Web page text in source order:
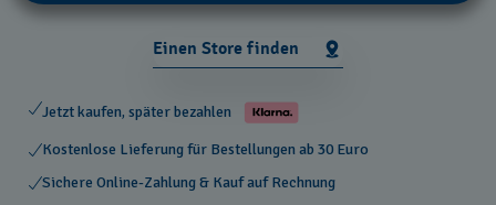
Einen Store finden
Jetzt kaufen, später bezahlen
Kostenlose Lieferung für Bestellungen ab 30 Euro
Sichere Online-Zahlung & Kauf auf Rechnung